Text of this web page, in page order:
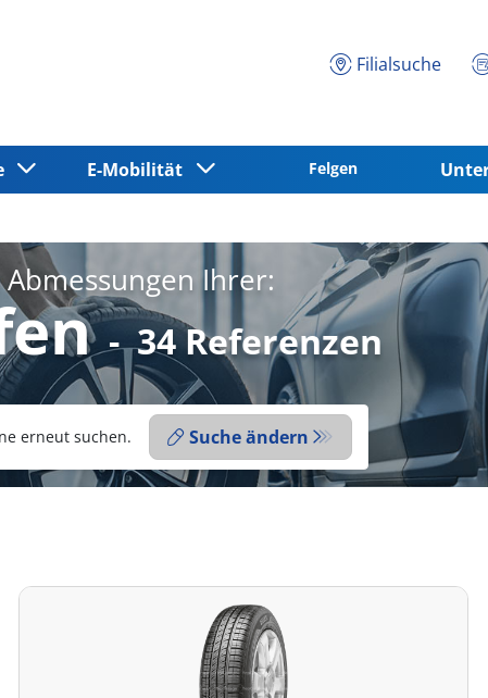
Filialsuche
E-Mobilität Felgen
Ihrer:
- 34 Referenzen
erneut suchen. Suche ändern